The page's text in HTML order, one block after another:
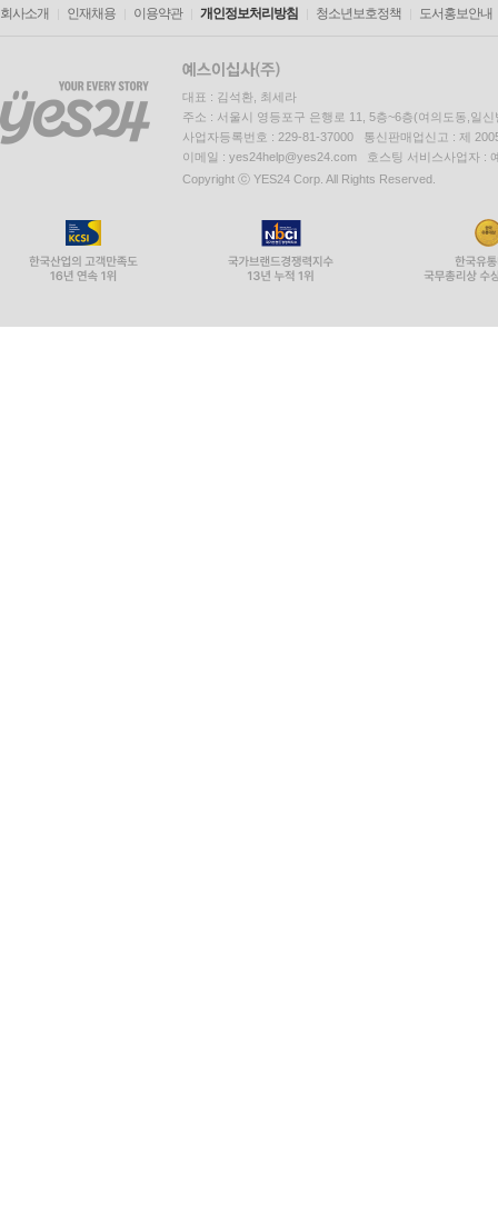
회사소개 인재채용 이용약관 개인정보처리방침 청소년보호정책 도서홍보안내
대표 : 김석환, 최세라
주소 : 서울시 영등포구 은행로 11, 5층~6층(여의도동,일신
사업자등록번호 : 229-81-37000 통신판매업신고 : 제
이메일 : yes24help@yes24.com 호스팅 서비스사업자 :
Copyright ⓒ YES24 Corp. All Rights Reserved.